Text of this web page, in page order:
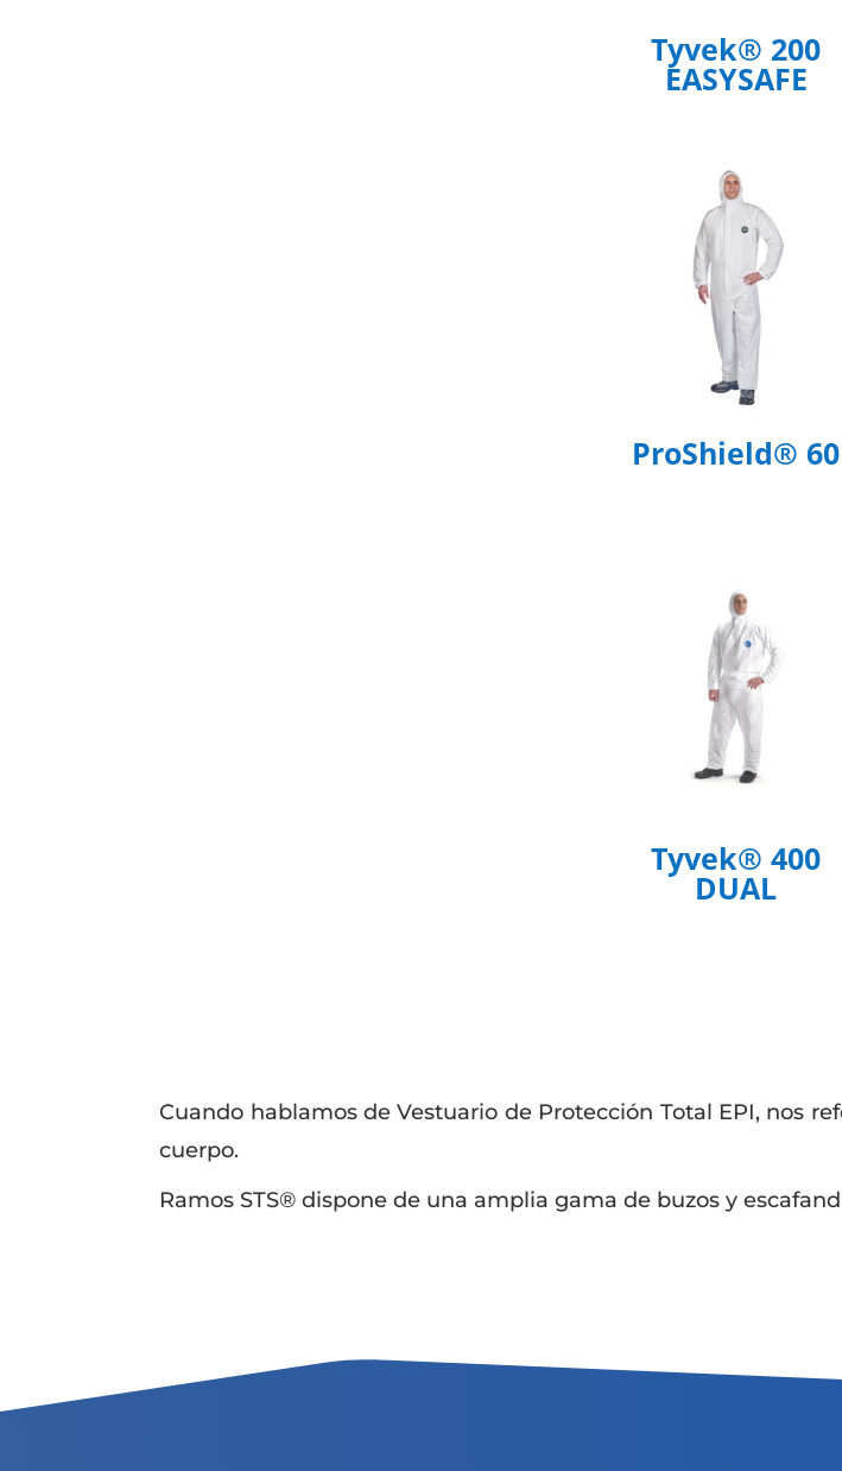
Tyvek® 200
EASYSAFE
ProShield® 60
Tyvek® 400
DUAL
Cuando hablamos de Vestuario de Protección Total EPI, nos
cuerpo.
Ramos STS® dispone de una amplia gama de buzos y